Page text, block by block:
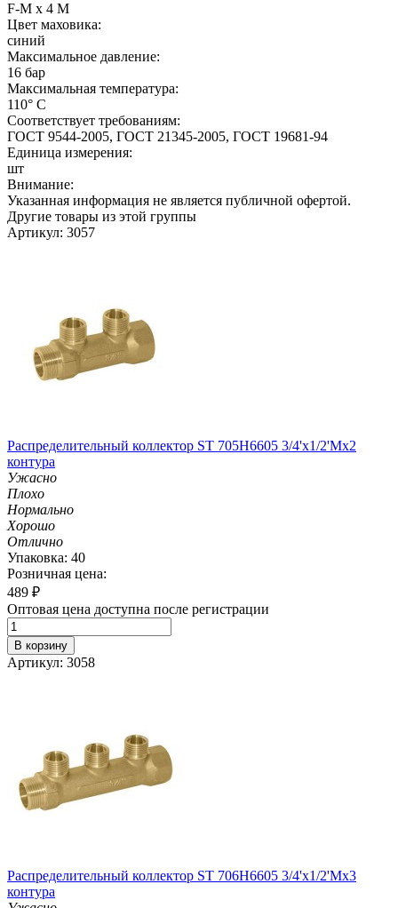
F-M х 4 M
Цвет маховика:
синий
Максимальное давление:
16 бар
Максимальная температура:
110° С
Соответствует требованиям:
ГОСТ 9544-2005, ГОСТ 21345-2005, ГОСТ 19681-94
Единица измерения:
шт
Внимание:
Указанная информация не является публичной офертой.
Другие товары из этой группы
Артикул: 3057
Распределительный коллектор ST 705H6605 3/4'х1/2'Мх2
контура
Ужасно
Плохо
Нормально
Хорошо
Отлично
Упаковка: 40
Розничная цена:
489 ₽
Оптовая цена доступна после регистрации
В корзину
Артикул: 3058
Распределительный коллектор ST 706H6605 3/4'х1/2'Мх3
контура